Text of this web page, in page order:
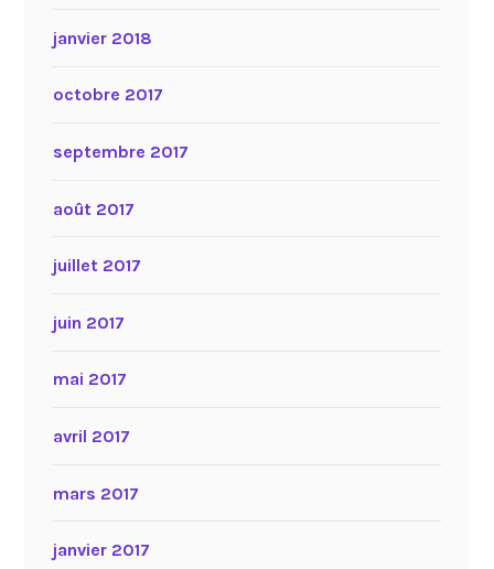
janvier 2018
octobre 2017
septembre 2017
août 2017
juillet 2017
juin 2017
mai 2017
avril 2017
mars 2017
janvier 2017